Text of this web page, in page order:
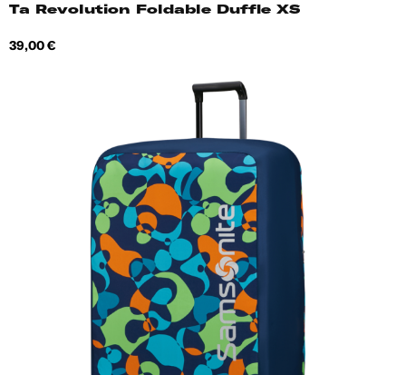
Ta Revolution Foldable Duffle XS
Hind
39,00 €